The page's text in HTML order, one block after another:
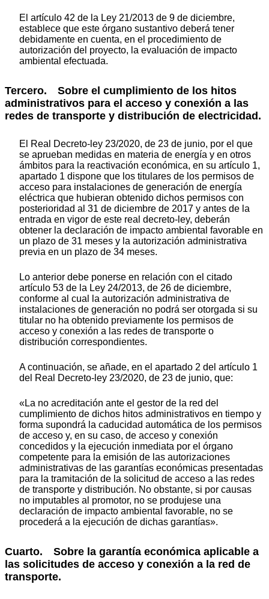
El artículo 42 de la Ley 21/2013 de 9 de diciembre,
establece que este órgano sustantivo deberá tener
debidamente en cuenta, en el procedimiento de
autorización del proyecto, la evaluación de impacto
ambiental efectuada.
Tercero. Sobre el cumplimiento de los hitos
administrativos para el acceso y conexión a las
redes de transporte y distribución de electricidad.
El Real Decreto-ley 23/2020, de 23 de junio, por el que
se aprueban medidas en materia de energía y en otros
ámbitos para la reactivación económica, en su artículo 1,
apartado 1 dispone que los titulares de los permisos de
acceso para instalaciones de generación de energía
eléctrica que hubieran obtenido dichos permisos con
posterioridad al 31 de diciembre de 2017 y antes de la
entrada en vigor de este real decreto-ley, deberán
obtener la declaración de impacto ambiental favorable en
un plazo de 31 meses y la autorización administrativa
previa en un plazo de 34 meses.
Lo anterior debe ponerse en relación con el citado
artículo 53 de la Ley 24/2013, de 26 de diciembre,
conforme al cual la autorización administrativa de
instalaciones de generación no podrá ser otorgada si su
titular no ha obtenido previamente los permisos de
acceso y conexión a las redes de transporte o
distribución correspondientes.
A continuación, se añade, en el apartado 2 del artículo 1
del Real Decreto-ley 23/2020, de 23 de junio, que:
«La no acreditación ante el gestor de la red del
cumplimiento de dichos hitos administrativos en tiempo y
forma supondrá la caducidad automática de los permisos
de acceso y, en su caso, de acceso y conexión
concedidos y la ejecución inmediata por el órgano
competente para la emisión de las autorizaciones
administrativas de las garantías económicas presentadas
para la tramitación de la solicitud de acceso a las redes
de transporte y distribución. No obstante, si por causas
no imputables al promotor, no se produjese una
declaración de impacto ambiental favorable, no se
procederá a la ejecución de dichas garantías».
Cuarto. Sobre la garantía económica aplicable a
las solicitudes de acceso y conexión a la red de
transporte.